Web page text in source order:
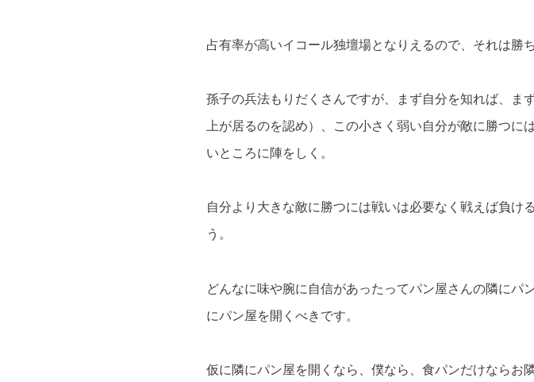
占有率が高いイコール独壇場となりえるので、それは勝
孫子の兵法もりだくさんですが、まず自分を知れば、ま
上が居るのを認め）、この小さく弱い自分が敵に勝つに
いところに陣をしく。
自分より大きな敵に勝つには戦いは必要なく戦えば負
う。
どんなに味や腕に自信があったってパン屋さんの隣にパ
にパン屋を開くべきです。
仮に隣にパン屋を開くなら、僕なら、食パンだけならお